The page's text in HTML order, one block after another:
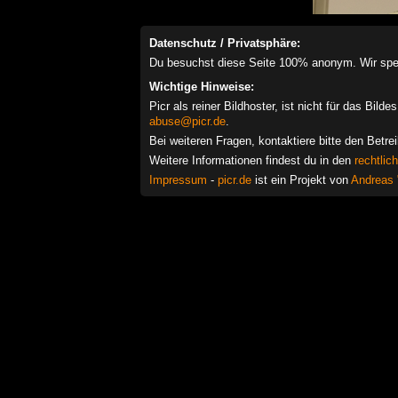
Datenschutz / Privatsphäre:
Du besuchst diese Seite 100% anonym. Wir
Wichtige Hinweise:
Picr als reiner Bildhoster, ist nicht für das
abuse@picr.de.
Bei weiteren Fragen, kontaktiere bitte den
Weitere Informationen findest du in den
Impressum - picr.de ist ein Projekt von Andreas